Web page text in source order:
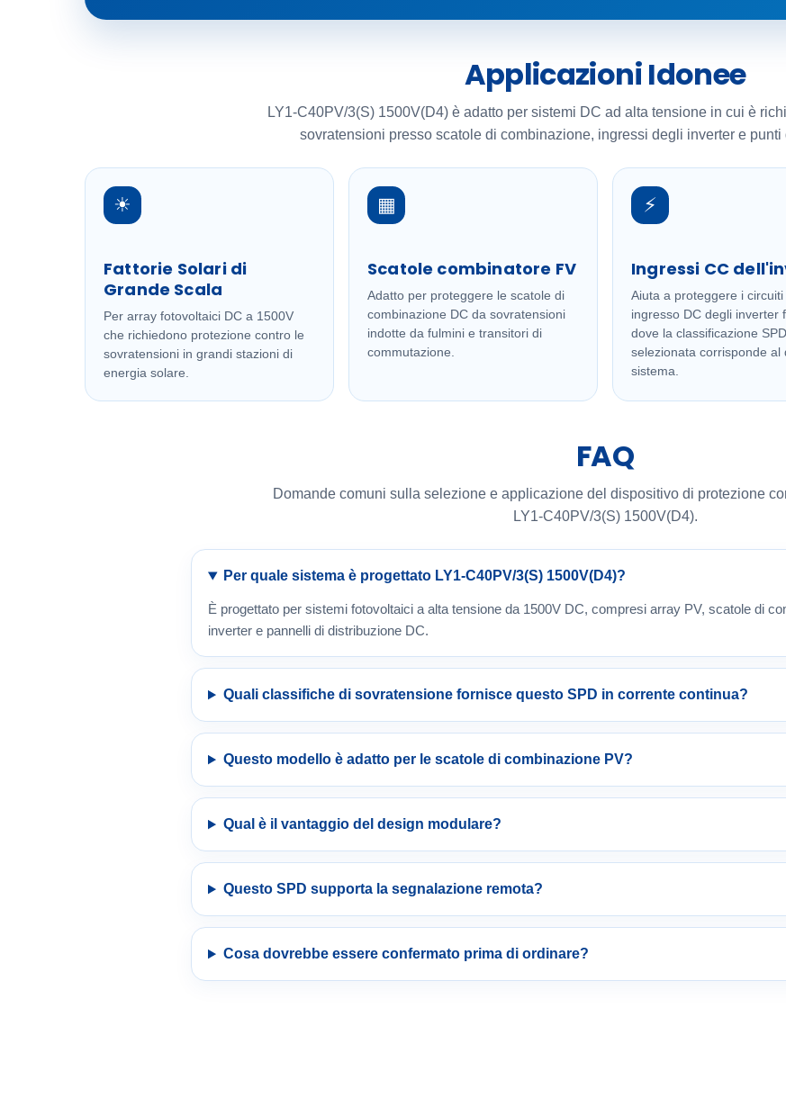
Applicazioni Idonee
LY1-C40PV/3(S) 1500V(D4) è adatto per sistemi DC ad alta tensione in cui è
sovratensioni presso scatole di combinazione, ingressi degli inverter e
☀
Fattorie Solari di
Grande Scala
Per array fotovoltaici DC a 1500V
che richiedono protezione contro le
sovratensioni in grandi stazioni di
energia solare.
▦
Scatole combinatore FV
Adatto per proteggere le scatole di
combinazione DC da sovratensioni
indotte da fulmini e transitori di
commutazione.
⚡
Ingressi CC
Aiuta a proteggere i circuiti
ingresso DC degli inverter
dove la classificazione SPD
selezionata corrisponde al
sistema.
FAQ
Domande comuni sulla selezione e applicazione del dispositivo di protezione
LY1-C40PV/3(S) 1500V(D4).
Per quale sistema è progettato LY1-C40PV/3(S) 1500V(D4)?
È progettato per sistemi fotovoltaici a alta tensione da 1500V DC, compresi array PV, scatole di
inverter e pannelli di distribuzione DC.
Quali classifiche di sovratensione fornisce questo SPD in corrente continua?
Questo modello è adatto per le scatole di combinazione PV?
Qual è il vantaggio del design modulare?
Questo SPD supporta la segnalazione remota?
Cosa dovrebbe essere confermato prima di ordinare?